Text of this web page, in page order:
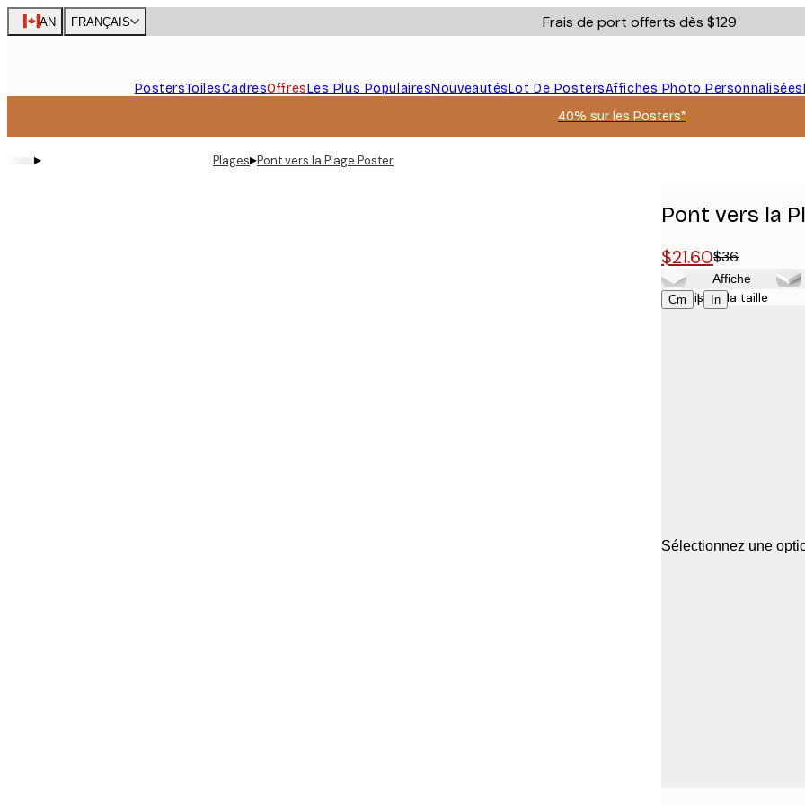
Skip
to
CAN FRANÇAIS Frais de port offerts dès $129
PostersToilesCadresOffresLes Plus PopulairesNouveautésLot De PostersAffiches Photo Personnalisées
40% sur les Posters*
▸ Plages▸Pont vers la Plage Poster
Pont vers la
$21.60$36
Affiche
Cm | In
Choisissez la taille
Sélectionnez une